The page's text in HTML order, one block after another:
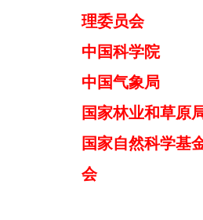
理委员会
中国科学院
中国气象局
国家林业和草原
国家自然科学基
会